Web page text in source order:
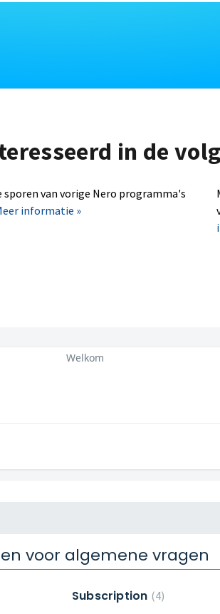
in de
sporen van vorige Nero programma's
informatie »
Welkom
voor algemene vragen
Subscription 4